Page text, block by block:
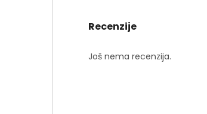
Recenzije
Još nema recenzija.